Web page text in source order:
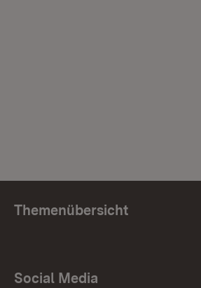
Themenübersicht
Social Media